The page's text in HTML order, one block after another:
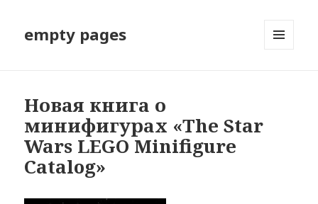
empty pages
Новая книга о
минифигурах «The Star
Wars LEGO Minifigure
Catalog»